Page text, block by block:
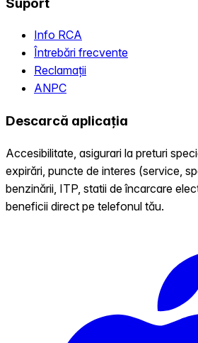
Info RCA
Întrebări frecvente
Reclamații
ANPC
Descarcă aplicația
Accesibilitate, asigurari la preturi
expirări, puncte de interes (service,
benzinării, ITP, statii de încarcare
beneficii direct pe telefonul tău.